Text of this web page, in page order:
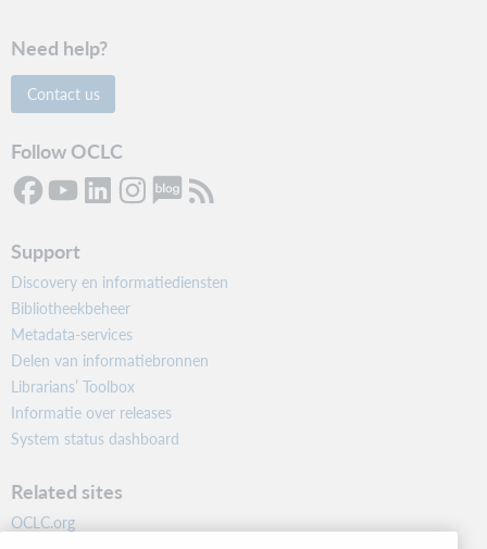
Need help?
Contact us
Follow OCLC
Support
Discovery en informatiediensten
Bibliotheekbeheer
Metadata-services
Delen van informatiebronnen
Librarians’ Toolbox
Informatie over releases
System status dashboard
Related sites
OCLC.org